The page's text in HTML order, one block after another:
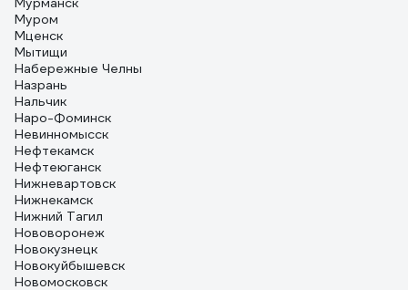
Муром
Мценск
Мытищи
Набережные Челны
Назрань
Нальчик
Наро-Фоминск
Невинномысск
Нефтекамск
Нефтеюганск
Нижневартовск
Нижнекамск
Нижний Тагил
Нововоронеж
Новокузнецк
Новокуйбышевск
Новомосковск